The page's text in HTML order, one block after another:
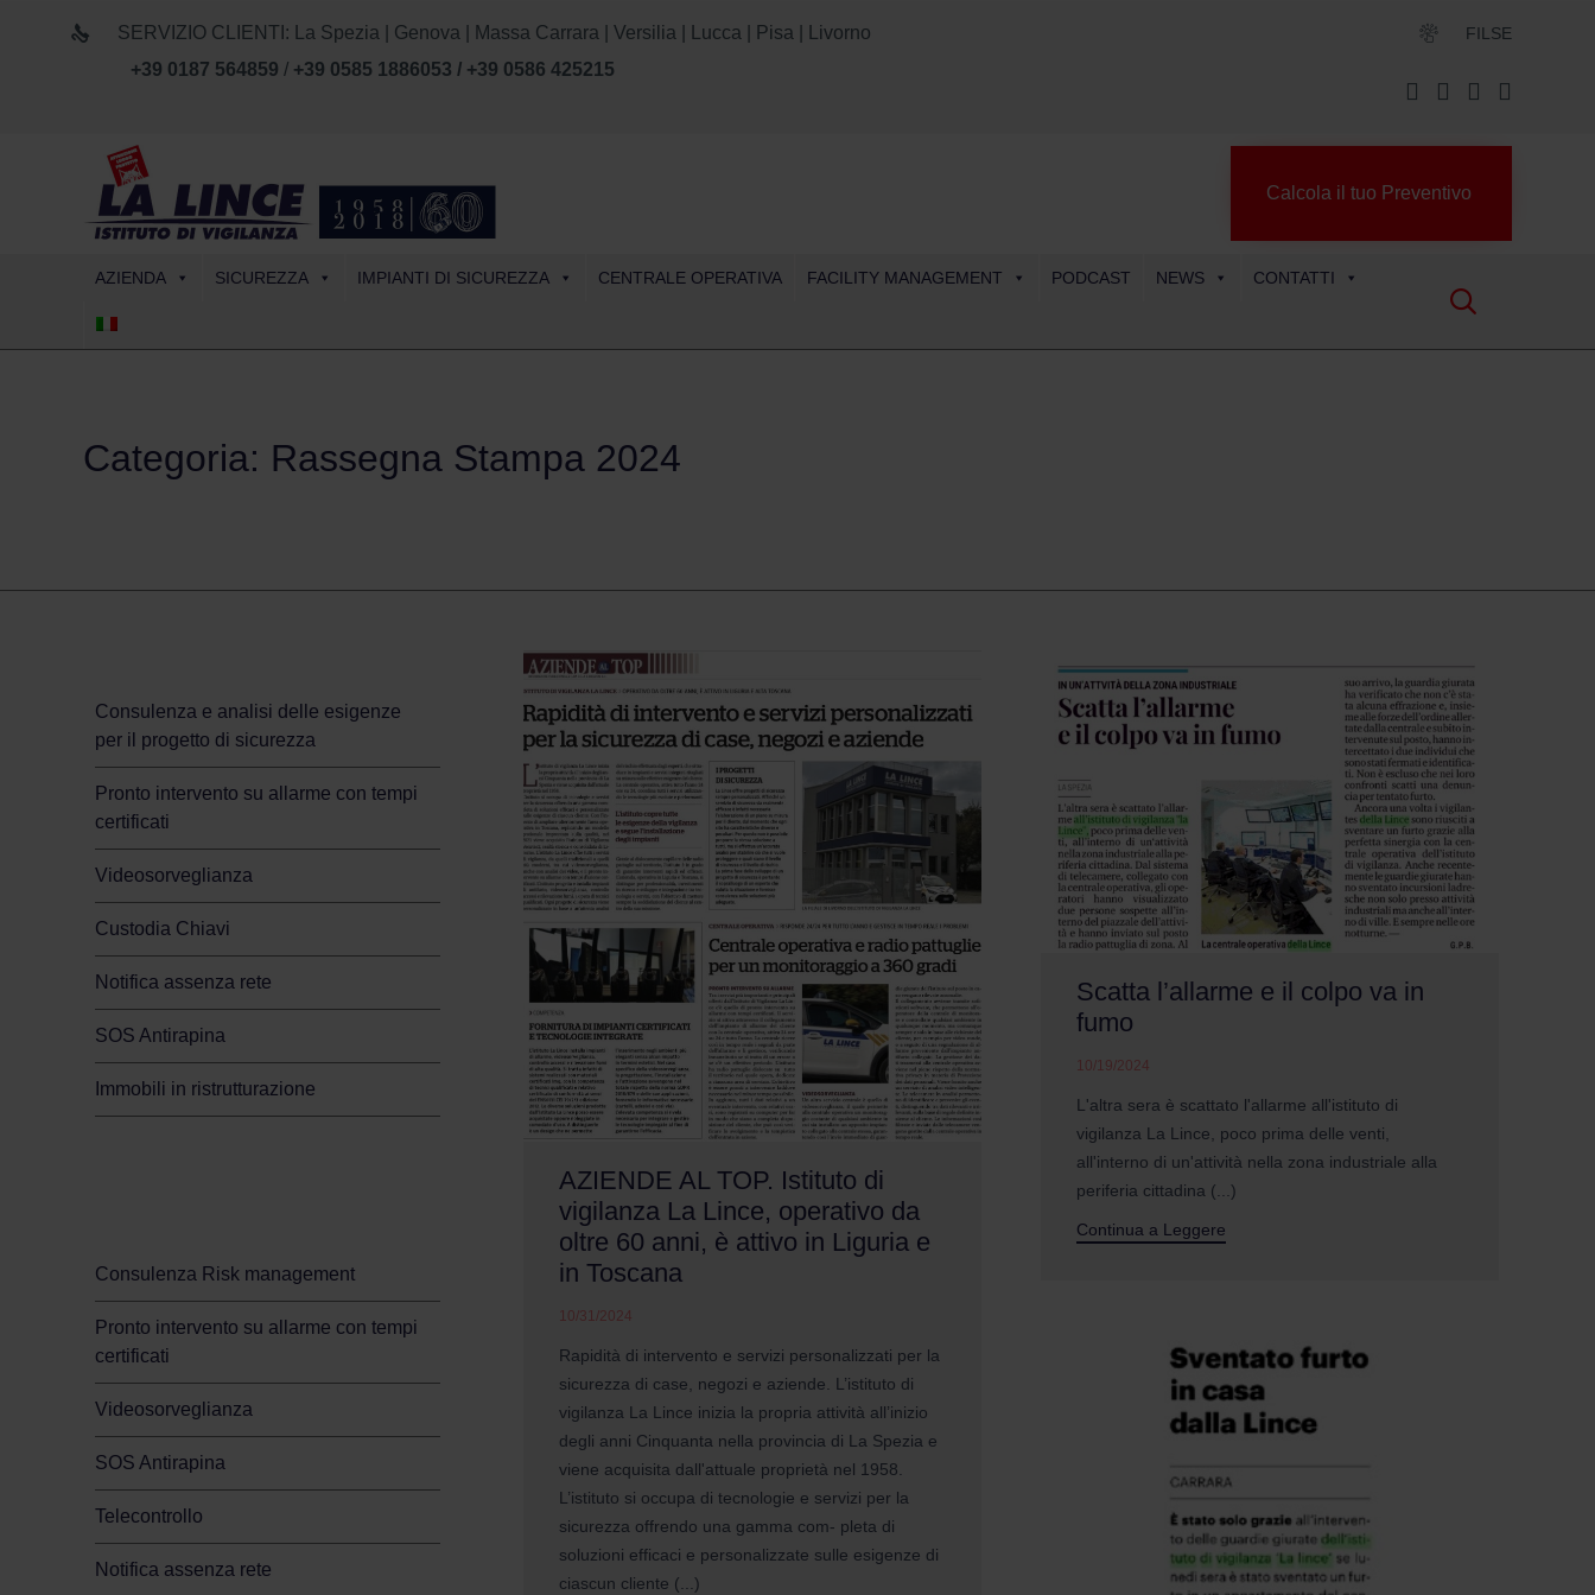
SERVIZIO CLIENTI: La Spezia | Genova | Massa Carrara | Versilia | Lucca | Pisa | Livorno
+39 0187 564859 / +39 0585 1886053 / +39 0586 425215
FILSE
Calcola il tuo Preventivo
AZIENDA SICUREZZA IMPIANTI DI SICUREZZA CENTRALE OPERATIVA FACILITY MANAGEMENT PODCAST NEWS CONTATTI

Categoria: Rassegna Stampa 2024
AZIENDE AL TOP. Istituto di
vigilanza La Lince, operativo da
oltre 60 anni, è attivo in Liguria e
in Toscana
10/31/2024
Rapidità di intervento e servizi personalizzati per la
sicurezza di case, negozi e aziende. L’istituto di
vigilanza La Lince inizia la propria attività all’inizio
degli anni Cinquanta nella provincia di La Spezia e
viene acquisita dall'attuale proprietà nel 1958.
L’istituto si occupa di tecnologie e servizi per la
sicurezza offrendo una gamma com- pleta di
soluzioni efficaci e personalizzate sulle esigenze di
ciascun cliente (...)
Scatta l’allarme e il colpo va in
fumo
10/19/2024
L'altra sera è scattato l'allarme all'istituto di
vigilanza La Lince, poco prima delle venti,
all'interno di un'attività nella zona industriale alla
periferia cittadina (...)
Continua a Leggere
Consulenza e analisi delle esigenze
per il progetto di sicurezza
Pronto intervento su allarme con tempi
certificati
Videosorveglianza
Custodia Chiavi
Notifica assenza rete
SOS Antirapina
Immobili in ristrutturazione
Consulenza Risk management
Pronto intervento su allarme con tempi
certificati
Videosorveglianza
SOS Antirapina
Telecontrollo
Notifica assenza rete